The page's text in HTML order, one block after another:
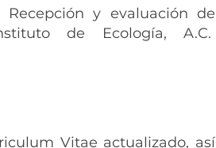
y evaluación de
de Ecología, A.C.
Vitae actualizado, así